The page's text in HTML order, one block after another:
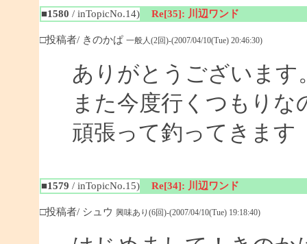
■1580 / inTopicNo.14) Re[35]: 川辺ワンド
□投稿者/ きのかぱ 一般人(2回)-(2007/04/10(Tue) 20:46:30)
ありがとうございます
また今度行くつもりな
頑張って釣ってきます
■1579 / inTopicNo.15) Re[34]: 川辺ワンド
□投稿者/ シュウ 興味あり(6回)-(2007/04/10(Tue) 19:18:40)